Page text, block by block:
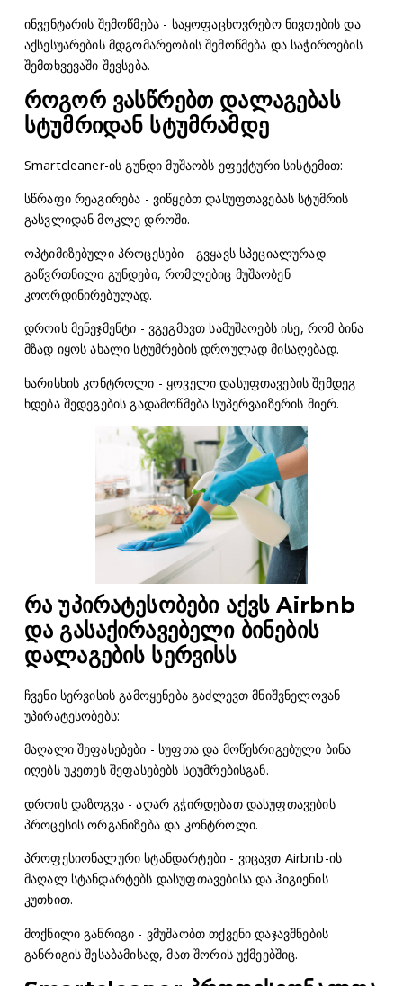
ინვენტარის შემოწმება - საყოფაცხოვრებო ნივთების და
აქსესუარების მდგომარეობის შემოწმება და საჭიროების
შემთხვევაში შევსება.
როგორ ვასწრებთ დალაგებას
სტუმრიდან სტუმრამდე
Smartcleaner-ის გუნდი მუშაობს ეფექტური სისტემით:
სწრაფი რეაგირება - ვიწყებთ დასუფთავებას სტუმრის
გასვლიდან მოკლე დროში.
ოპტიმიზებული პროცესები - გვყავს სპეციალურად
გაწვრთნილი გუნდები, რომლებიც მუშაობენ
კოორდინირებულად.
დროის მენეჯმენტი - ვგეგმავთ სამუშაოებს ისე, რომ ბინა
მზად იყოს ახალი სტუმრების დროულად მისაღებად.
ხარისხის კონტროლი - ყოველი დასუფთავების შემდეგ
ხდება შედეგების გადამოწმება სუპერვაიზერის მიერ.
რა უპირატესობები აქვს Airbnb
და გასაქირავებელი ბინების
დალაგების სერვისს
ჩვენი სერვისის გამოყენება გაძლევთ მნიშვნელოვან
უპირატესობებს:
მაღალი შეფასებები - სუფთა და მოწესრიგებული ბინა
იღებს უკეთეს შეფასებებს სტუმრებისგან.
დროის დაზოგვა - აღარ გჭირდებათ დასუფთავების
პროცესის ორგანიზება და კონტროლი.
პროფესიონალური სტანდარტები - ვიცავთ Airbnb-ის
მაღალ სტანდარტებს დასუფთავებისა და ჰიგიენის
კუთხით.
მოქნილი განრიგი - ვმუშაობთ თქვენი დაჯავშნების
განრიგის შესაბამისად, მათ შორის უქმეებშიც.